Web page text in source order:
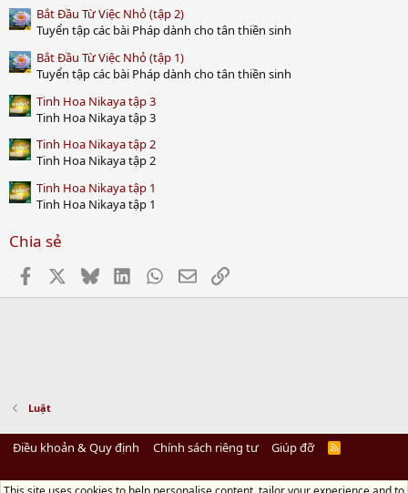
Bắt Đầu Từ Việc Nhỏ (tập 2)
Tuyển tập các bài Pháp dành cho tân thiền sinh
Bắt Đầu Từ Việc Nhỏ (tập 1)
Tuyển tập các bài Pháp dành cho tân thiền sinh
Tinh Hoa Nikaya tập 3
Tinh Hoa Nikaya tập 3
Tinh Hoa Nikaya tập 2
Tinh Hoa Nikaya tập 2
Tinh Hoa Nikaya tập 1
Tinh Hoa Nikaya tập 1
Chia sẻ
Facebook BlueskyLinkedInWhatsApp
EmailLink
Luật
Điều khoản & Quy định Chính sách riêng tư Giúp đỡ
R